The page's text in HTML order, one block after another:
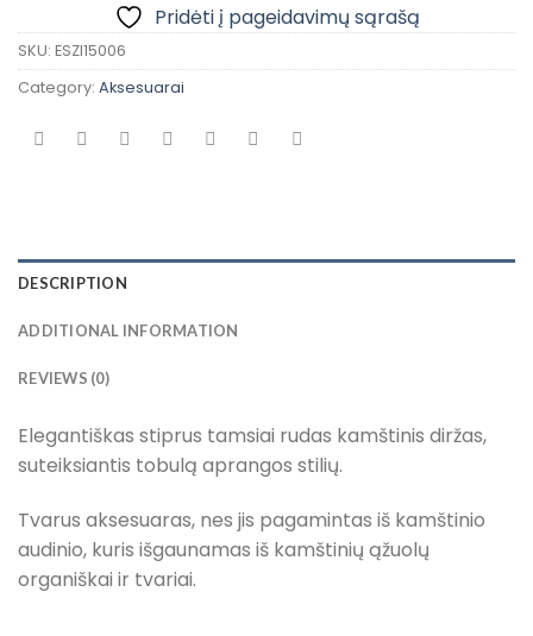
Pridėti į pageidavimų sąrašą
SKU: ESZI15006
Category: Aksesuarai
DESCRIPTION
ADDITIONAL INFORMATION
REVIEWS (0)
Elegantiškas stiprus tamsiai rudas kamštinis diržas,
suteiksiantis tobulą aprangos stilių.
Tvarus aksesuaras, nes jis pagamintas iš kamštinio
audinio, kuris išgaunamas iš kamštinių ąžuolų
organiškai ir tvariai.